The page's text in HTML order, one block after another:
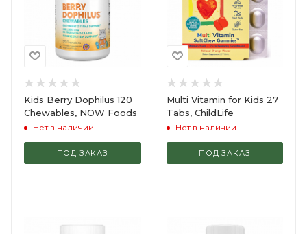
Kids Berry Dophilus 120
Chewables, NOW Foods
Нет в наличии
ПОД ЗАКАЗ
Multi Vitamin for Kids 27
Tabs, ChildLife
Нет в наличии
ПОД ЗАКАЗ